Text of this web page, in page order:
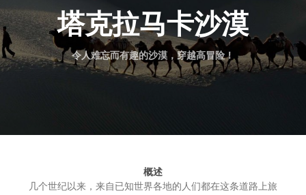
塔克拉马卡沙漠
令人难忘而有趣的沙漠，穿越高冒险！
概述
几个世纪以来，来自已知世界各地的人们都在这条道路上旅